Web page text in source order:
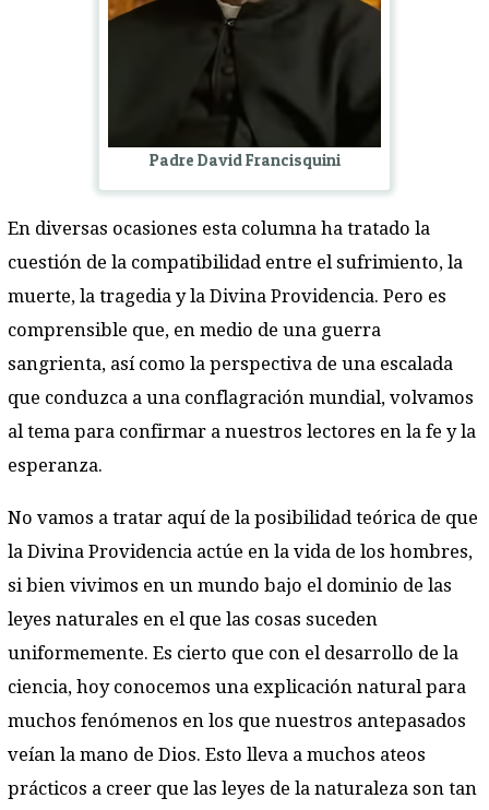
Padre David Francisquini
En diversas ocasiones esta columna ha tratado la
cuestión de la compatibilidad entre el sufrimiento, la
muerte, la tragedia y la Divina Providencia. Pero es
comprensible que, en medio de una guerra
sangrienta, así como la perspectiva de una escalada
que conduzca a una conflagración mundial, volvamos
al tema para confirmar a nuestros lectores en la fe y la
esperanza.
No vamos a tratar aquí de la posibilidad teórica de que
la Divina Providencia actúe en la vida de los hombres,
si bien vivimos en un mundo bajo el dominio de las
leyes naturales en el que las cosas suceden
uniformemente. Es cierto que con el desarrollo de la
ciencia, hoy conocemos una explicación natural para
muchos fenómenos en los que nuestros antepasados
veían la mano de Dios. Esto lleva a muchos ateos
prácticos a creer que las leyes de la naturaleza son tan